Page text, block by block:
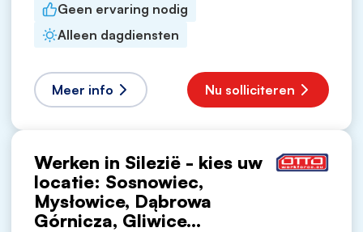
Geen ervaring nodig
Alleen dagdiensten
Meer info Nu solliciteren
Werken in Silezië - kies uw
locatie: Sosnowiec,
Mysłowice, Dąbrowa
Górnicza, Gliwice...